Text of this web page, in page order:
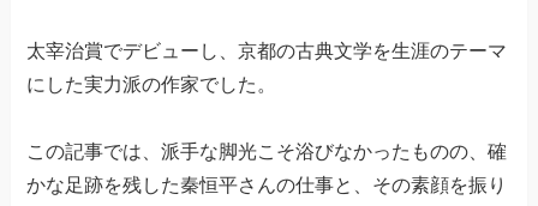
太宰治賞でデビューし、京都の古典文学を生涯のテーマ
にした実力派の作家でした。
この記事では、派手な脚光こそ浴びなかったものの、確
かな足跡を残した秦恒平さんの仕事と、その素顔を振り